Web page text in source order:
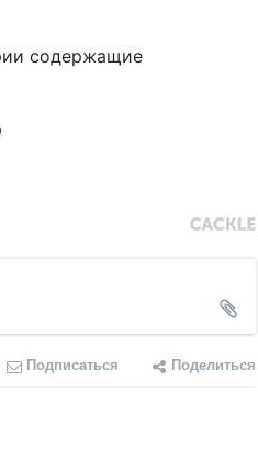
содержащие
Подписаться Поделиться